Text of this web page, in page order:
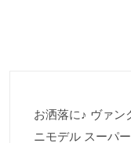
お洒落に♪ ヴァン
ニモデル スーパ